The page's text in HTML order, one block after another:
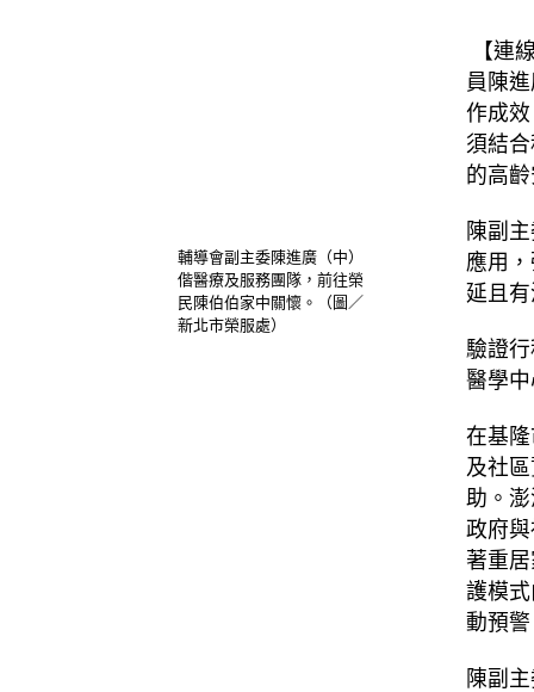
輔導會副主委陳進廣（中）
偕醫療及服務團隊，前往榮
民陳伯伯家中關懷。（圖／
新北市榮服處）
【連
員陳
作成
須結
的高
陳副
應用
延且
驗證
醫學
在基
及社
助。
政府
著重
護模
動預
陳副